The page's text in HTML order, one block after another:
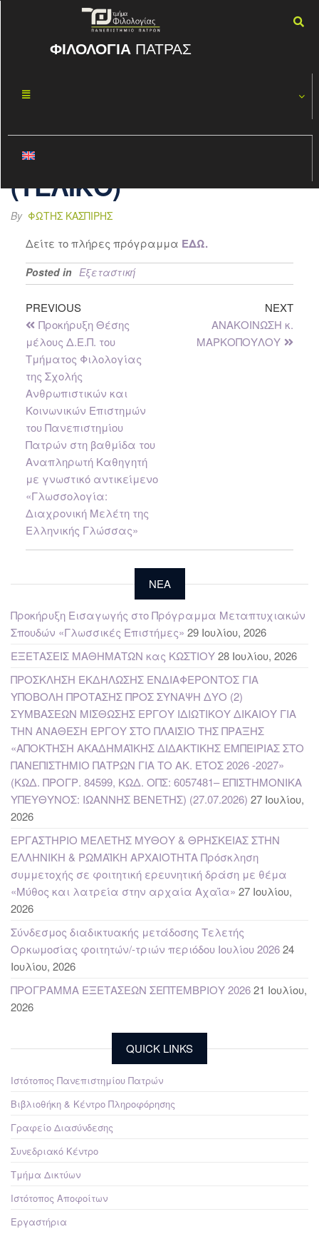
ΦΙΛΟΛΟΓΙΑ ΠΑΤΡΑΣ
29
ΕΑΡΙΝΟΥ
ΕΞΑΜΗΝΟΥ 2022-23
(ΤΕΛΙΚΟ)
By ΦΏΤΗΣ ΚΑΣΠΊΡΗΣ
Δείτε το πλήρες πρόγραμμα ΕΔΩ.
Posted in Εξεταστική
PREVIOUS
Προκήρυξη Θέσης
μέλους Δ.Ε.Π. του
Τμήματος Φιλολογίας
της Σχολής
Ανθρωπιστικών και
Κοινωνικών Επιστημών
του Πανεπιστημίου
Πατρών στη βαθμίδα του
Αναπληρωτή Καθηγητή
με γνωστικό αντικείμενο
«Γλωσσολογία:
Διαχρονική Μελέτη της
Ελληνικής Γλώσσας»
NEXT
ΑΝΑΚΟΙΝΩΣΗ κ.
ΜΑΡΚΟΠΟΥΛΟΥ
NEA
Προκήρυξη Εισαγωγής στο Πρόγραμμα Μεταπτυχιακών
Σπουδών «Γλωσσικές Επιστήμες» 29 Ιουλίου, 2026
ΕΞΕΤΑΣΕΙΣ ΜΑΘΗΜΑΤΩΝ κας ΚΩΣΤΙΟΥ28 Ιουλίου, 2026
ΠΡΟΣΚΛΗΣΗ ΕΚΔΗΛΩΣΗΣ ΕΝΔΙΑΦΕΡΟΝΤΟΣ ΓΙΑ
ΥΠΟΒΟΛΗ ΠΡΟΤΑΣΗΣ ΠΡΟΣ ΣΥΝΑΨΗ ΔΥΟ (2)
ΣΥΜΒΑΣΕΩΝ ΜΙΣΘΩΣΗΣ ΕΡΓΟΥ ΙΔΙΩΤΙΚΟΥ ΔΙΚΑΙΟΥ ΓΙΑ
ΤΗΝ ΑΝΑΘΕΣΗ ΕΡΓΟΥ ΣΤΟ ΠΛΑΙΣΙΟ ΤΗΣ ΠΡΑΞΗΣ
«ΑΠΟΚΤΗΣΗ ΑΚΑΔΗΜΑΪΚΗΣ ΔΙΔΑΚΤΙΚΗΣ ΕΜΠΕΙΡΙΑΣ ΣΤΟ
ΠΑΝΕΠΙΣΤΗΜΙΟ ΠΑΤΡΩΝ ΓΙΑ ΤΟ ΑΚ. ΕΤΟΣ 2026 -2027»
(ΚΩΔ. ΠΡΟΓΡ. 84599, ΚΩΔ. ΟΠΣ: 6057481– ΕΠΙΣΤΗΜΟΝΙΚΑ
ΥΠΕΥΘΥΝΟΣ: ΙΩΑΝΝΗΣ ΒΕΝΕΤΗΣ) (27.07.2026) 27 Ιουλίου,
2026
ΕΡΓΑΣΤΗΡΙΟ ΜΕΛΕΤΗΣ ΜΥΘΟΥ & ΘΡΗΣΚΕΙΑΣ ΣΤΗΝ
ΕΛΛΗΝΙΚΗ & ΡΩΜΑΪΚΗ ΑΡΧΑΙΟΤΗΤΑ Πρόσκληση
συμμετοχής σε φοιτητική ερευνητική δράση με θέμα
«Μύθος και λατρεία στην αρχαία Αχαΐα» 27 Ιουλίου,
2026
Σύνδεσμος διαδικτυακής μετάδοσης Τελετής
Ορκωμοσίας φοιτητών/-τριών περιόδου Ιουλίου 202624
Ιουλίου, 2026
ΠΡΟΓΡΑΜΜΑ ΕΞΕΤΑΣΕΩΝ ΣΕΠΤΕΜΒΡΙΟΥ 202621 Ιουλίου,
2026
QUICK LINKS
Ιστότοπος Πανεπιστημίου Πατρών
Βιβλιοθήκη & Κέντρο Πληροφόρησης
Γραφείο Διασύνδεσης
Συνεδριακό Κέντρο
Τμήμα Δικτύων
Ιστότοπος Αποφοίτων
Εργαστήρια